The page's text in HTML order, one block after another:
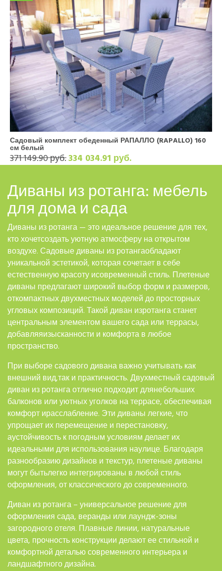
Садовый комплект обеденный РАПАЛЛО (RAPALLO) 160
см белый
371 149.90 руб.334 034.91 руб.
Диваны из ротанга: мебель
для дома и сада
Диваны из ротанга — это идеальное решение для тех,
кто хочетсоздать уютную атмосферу на открытом
воздухе. Садовые диваны из ротангаобладают
уникальной эстетикой, которая сочетает в себе
естественную красоту исовременный стиль. Плетеные
диваны предлагают широкий выбор форм и размеров,
откомпактных двухместных моделей до просторных
угловых композиций. Такой диван изротанга станет
центральным элементом вашего сада или террасы,
добавляяизысканности и комфорта в любое
пространство.
При выборе садового дивана важно учитывать как
внешний вид,так и практичность. Двухместный садовый
диван из ротанга отлично подходит длянебольших
балконов или уютных уголков на террасе, обеспечивая
комфорт ирасслабление. Эти диваны легкие, что
упрощает их перемещение и перестановку,
аустойчивость к погодным условиям делает их
идеальными для использования наулице. Благодаря
разнообразию дизайнов и текстур, плетеные диваны
могут бытьлегко интегрированы в любой стиль
оформления, от классического до современного.
Диван из ротанга – универсальное решение для
оформления сада, веранды или лаундж-зоны
загородного отеля. Плавные линии, натуральные
цвета, прочность конструкции делают ее стильной и
комфортной деталью современного интерьера и
ландшафтного дизайна.